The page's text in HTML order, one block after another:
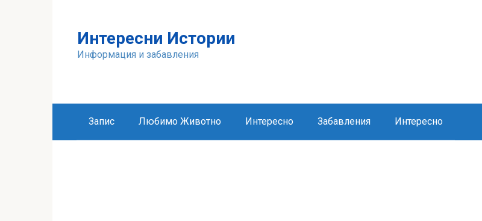
Интересни Истории
Информация и забавления
Запис Любимо Животно Интересно Забавления Интересно